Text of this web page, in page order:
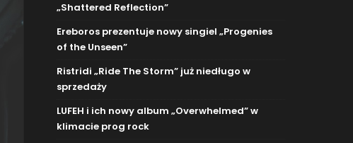
„Shattered Reflection”
Ereboros prezentuje nowy singiel „Progenies
of the Unseen”
Ristridi „Ride The Storm” już niedługo w
sprzedaży
LUFEH i ich nowy album „Overwhelmed” w
klimacie prog rock